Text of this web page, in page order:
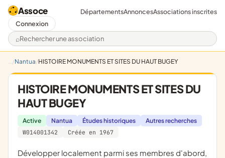
Assoce
Rechercher une association
DépartementsAnnoncesAssociations inscrites
Connexion
Nantua HISTOIRE MONUMENTS ET SITES DU HAUT BUGEY
HISTOIRE MONUMENTS ET SITES DU
HAUT BUGEY
Active Nantua Études historiques
Autres recherches
W014001342
Créée en 1967
développer localement parmi ses membres d'abord,